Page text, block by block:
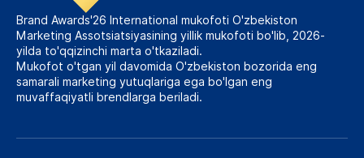
Brand Awards'26 International mukofoti O'zbekiston
Marketing Assotsiatsiyasining yillik mukofoti bo'lib, 2026-
yilda to'qqizinchi marta o'tkaziladi.
Mukofot o'tgan yil davomida O'zbekiston bozorida eng
samarali marketing yutuqlariga ega bo'lgan eng
muvaffaqiyatli brendlarga beriladi.